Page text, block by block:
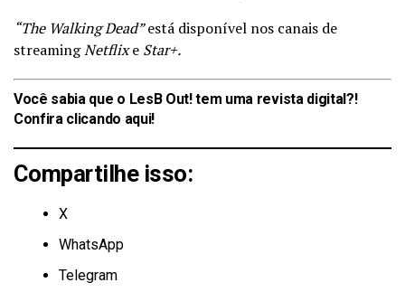
“The Walking Dead”está disponível nos canais de
streamingNetflixe Star+.
Você sabia que o LesB Out! tem uma revista digital?!
Confira clicando aqui!
Compartilhe isso:
X
WhatsApp
Telegram